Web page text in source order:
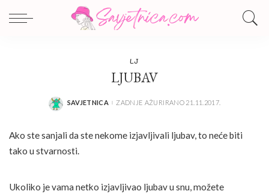
LJ
LJUBAV
POSTED
SAVJETNICA ZADNJE AŽURIRANO 21.11.2017.
Ako ste sanjali da ste nekome izjavljivali ljubav, to neće biti
tako u stvarnosti.
Ukoliko je vama netko izjavljivao ljubav u snu, možete